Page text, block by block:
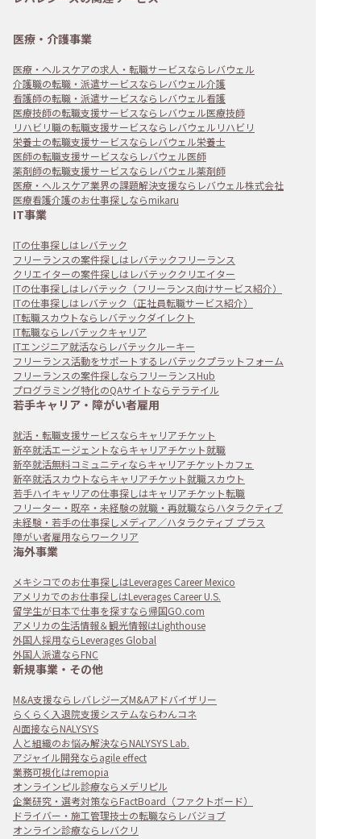
医療・介護事業
医療・ヘルスケアの求人・転職サービスならレバウェル
介護職の転職・派遣サービスならレバウェル介護
看護師の転職・派遣サービスならレバウェル看護
医療技師の転職支援サービスならレバウェル医療技師
リハビリ職の転職支援サービスならレバウェルリハビリ
栄養士の転職支援サービスならレバウェル栄養士
医師の転職支援サービスならレバウェル医師
薬剤師の転職支援サービスならレバウェル薬剤師
医療・ヘルスケア業界の課題解決支援ならレバウェル株式会社
医療看護介護のお仕事探しならmikaru
IT事業
ITの仕事探しはレバテック
フリーランスの案件探しはレバテックフリーランス
クリエイターの案件探しはレバテッククリエイター
ITの仕事探しはレバテック（フリーランス向けサービス紹介）
ITの仕事探しはレバテック（正社員転職サービス紹介）
IT転職スカウトならレバテックダイレクト
IT転職ならレバテックキャリア
ITエンジニア就活ならレバテックルーキー
フリーランス活動をサポートするレバテックプラットフォーム
フリーランスの案件探しならフリーランスHub
プログラミング特化のQAサイトならテラテイル
若手キャリア・障がい者雇用
就活・転職支援サービスならキャリアチケット
新卒就活エージェントならキャリアチケット就職
新卒就活無料コミュニティならキャリアチケットカフェ
新卒就活スカウトならキャリアチケット就職スカウト
若手ハイキャリアの仕事探しはキャリアチケット転職
フリーター・既卒・未経験の就職・再就職ならハタラクティブ
未経験・若手の仕事探しメディア／ハタラクティブ プラス
障がい者雇用ならワークリア
海外事業
メキシコでのお仕事探しはLeverages Career Mexico
アメリカでのお仕事探しはLeverages Career U.S.
留学生が日本で仕事を探すなら帰国GO.com
アメリカの生活情報＆観光情報はLighthouse
外国人採用ならLeverages Global
外国人派遣ならFNC
新規事業・その他
M&A支援ならレバレジーズM&Aアドバイザリー
らくらく入退院支援システムならわんコネ
AI面接ならNALYSYS
人と組織のお悩み解決ならNALYSYS Lab.
アジャイル開発ならagile effect
業務可視化はremopia
オンラインピル診療ならメデリピル
企業研究・選考対策ならFactBoard（ファクトボード）
ドライバー・施工管理技士の転職ならレバジョブ
オンライン診療ならレバクリ